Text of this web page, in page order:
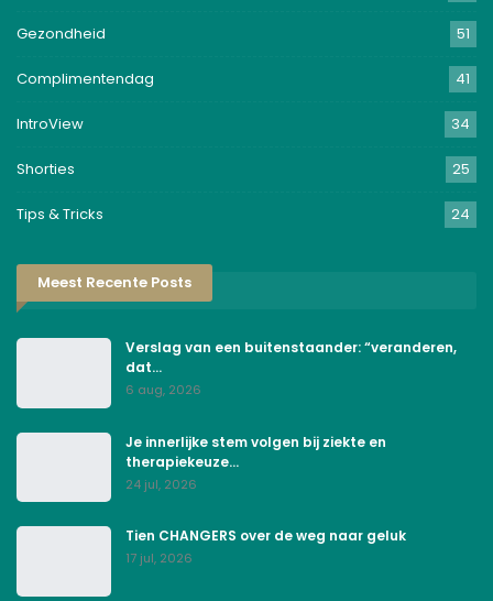
Gezondheid 51
Complimentendag 41
IntroView 34
Shorties 25
Tips & Tricks 24
Meest Recente Posts
Verslag van een buitenstaander: “veranderen,
dat…
6 aug, 2026
Je innerlijke stem volgen bij ziekte en
therapiekeuze…
24 jul, 2026
Tien CHANGERS over de weg naar geluk
17 jul, 2026